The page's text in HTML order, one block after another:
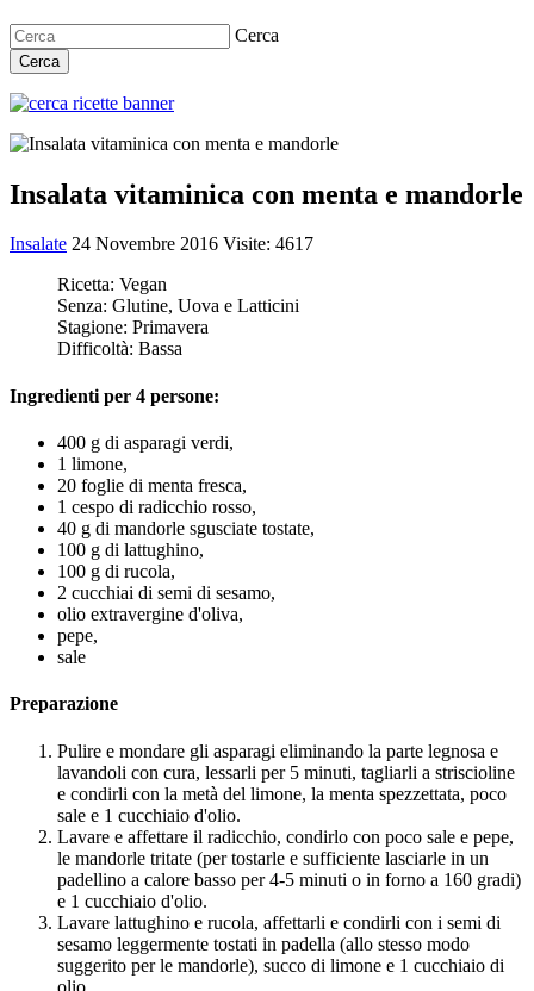
Cerca
Cerca
Insalata vitaminica con menta e mandorle
Insalate 24 Novembre 2016 Visite: 4617
Ricetta: Vegan
Senza: Glutine, Uova e Latticini
Stagione: Primavera
Difficoltà: Bassa
Ingredienti per 4 persone:
400 g di asparagi verdi,
1 limone,
20 foglie di menta fresca,
1 cespo di radicchio rosso,
40 g di mandorle sgusciate tostate,
100 g di lattughino,
100 g di rucola,
2 cucchiai di semi di sesamo,
olio extravergine d'oliva,
pepe,
sale
Preparazione
Pulire e mondare gli asparagi eliminando la parte legnosa e
lavandoli con cura, lessarli per 5 minuti, tagliarli a striscioline
e condirli con la metà del limone, la menta spezzettata, poco
sale e 1 cucchiaio d'olio.
Lavare e affettare il radicchio, condirlo con poco sale e pepe,
le mandorle tritate (per tostarle e sufficiente lasciarle in un
padellino a calore basso per 4-5 minuti o in forno a 160 gradi)
e 1 cucchiaio d'olio.
Lavare lattughino e rucola, affettarli e condirli con i semi di
sesamo leggermente tostati in padella (allo stesso modo
suggerito per le mandorle), succo di limone e 1 cucchiaio di
olio.